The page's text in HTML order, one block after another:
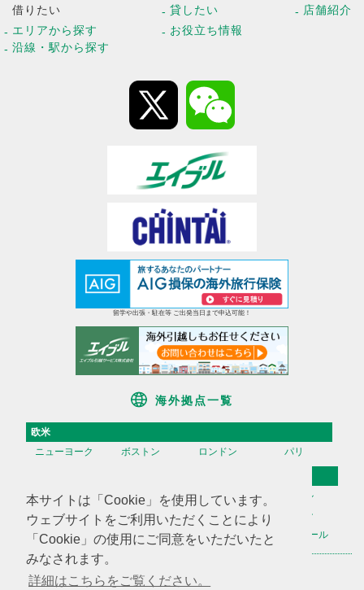
本サイトは「Cookie」を使用しています。
ウェブサイトをご利用いただくことにより
「Cookie」の使用にご同意をいただいたと
みなされます。
詳細はこちらをご覧ください。
借りたい
エリアから探す
沿線・駅から探す
貸したい
お役立ち情報
店舗紹介
留学や出張・駐在等 ご出発当日まで申込可能！
海外拠点一覧
欧米
ニューヨーク
ボストン ロンドン パリ
香港
台湾 高雄
ソウル
天津
上海 蘇州
深セン
広州
ハノイ マニラ シンガポール
海外不動産投資情報 海外CHINTAI